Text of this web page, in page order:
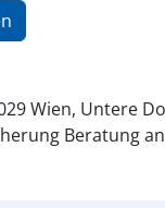
Wien, Untere
Beratung